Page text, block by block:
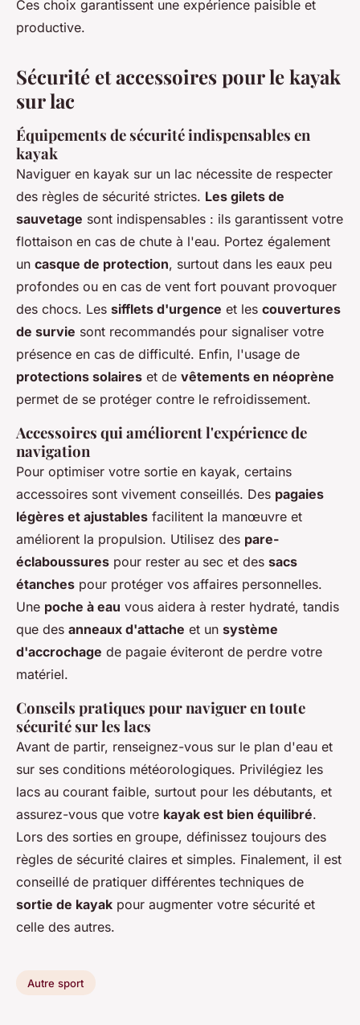
Ces choix garantissent une expérience paisible et
productive.
Sécurité et accessoires pour le kayak
sur lac
Équipements de sécurité indispensables en
kayak
Naviguer en kayak sur un lac nécessite de respecter
des règles de sécurité strictes. Les gilets de
sauvetage sont indispensables : ils garantissent votre
flottaison en cas de chute à l'eau. Portez également
un casque de protection, surtout dans les eaux peu
profondes ou en cas de vent fort pouvant provoquer
des chocs. Les sifflets d'urgence et les couvertures
de survie sont recommandés pour signaliser votre
présence en cas de difficulté. Enfin, l'usage de
protections solaires et de vêtements en néoprène
permet de se protéger contre le refroidissement.
Accessoires qui améliorent l'expérience de
navigation
Pour optimiser votre sortie en kayak, certains
accessoires sont vivement conseillés. Des pagaies
légères et ajustables facilitent la manœuvre et
améliorent la propulsion. Utilisez des pare-
éclaboussures pour rester au sec et des sacs
étanches pour protéger vos affaires personnelles.
Une poche à eau vous aidera à rester hydraté, tandis
que des anneaux d'attache et un système
d'accrochage de pagaie éviteront de perdre votre
matériel.
Conseils pratiques pour naviguer en toute
sécurité sur les lacs
Avant de partir, renseignez-vous sur le plan d'eau et
sur ses conditions météorologiques. Privilégiez les
lacs au courant faible, surtout pour les débutants, et
assurez-vous que votre kayak est bien équilibré.
Lors des sorties en groupe, définissez toujours des
règles de sécurité claires et simples. Finalement, il est
conseillé de pratiquer différentes techniques de
sortie de kayak pour augmenter votre sécurité et
celle des autres.
Autre sport